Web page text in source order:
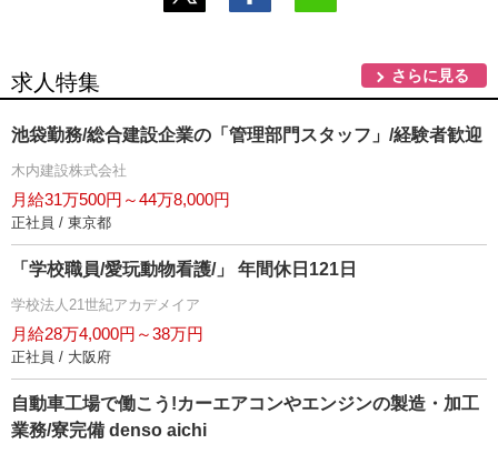
求人特集 さらに見る
池袋勤務/総合建設企業の「管理部門スタッフ」/経験者歓迎
木内建設株式会社
月給31万500円～44万8,000円
正社員 / 東京都
「学校職員/愛玩動物看護/」 年間休日121日
学校法人21世紀アカデメイア
月給28万4,000円～38万円
正社員 / 大阪府
自動車工場で働こう!カーエアコンやエンジンの製造・加工
業務/寮完備 denso aichi